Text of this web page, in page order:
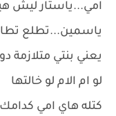
امي...ياستار ليش
ياسمين...تطلع تطابق وراثي
يعني بنتي متلازمة
لو ام الام لو خالتها
كتله هاي امي كدامك